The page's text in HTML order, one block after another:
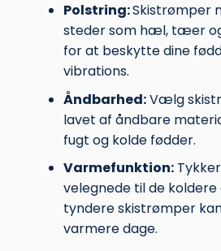
Polstring:Skistrømper
steder som hæl, tæer
for at beskytte dine
vibrations.
Åndbarhed:Vælg
lavet af åndbare
fugt og kolde fødder.
Varmefunktion:
velegnede til de koldere
tyndere skistrømper
varmere dage.